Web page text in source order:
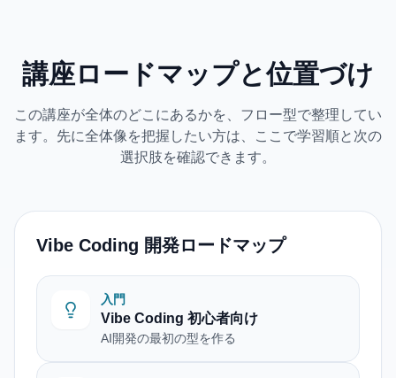
講座ロードマップと位置づけ
この講座が全体のどこにあるかを、フロー型で整理してい
ます。先に全体像を把握したい方は、ここで学習順と次の
選択肢を確認できます。
Vibe Coding 開発ロードマップ
入門
Vibe Coding 初心者向け
AI開発の最初の型を作る